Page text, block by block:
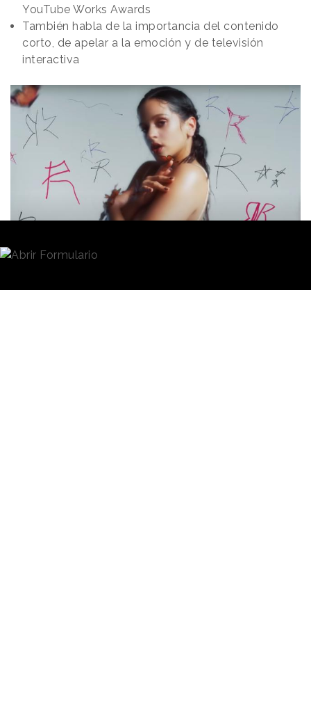
YouTube Works Awards
También habla de la importancia del contenido
corto, de apelar a la emoción y de televisión
interactiva